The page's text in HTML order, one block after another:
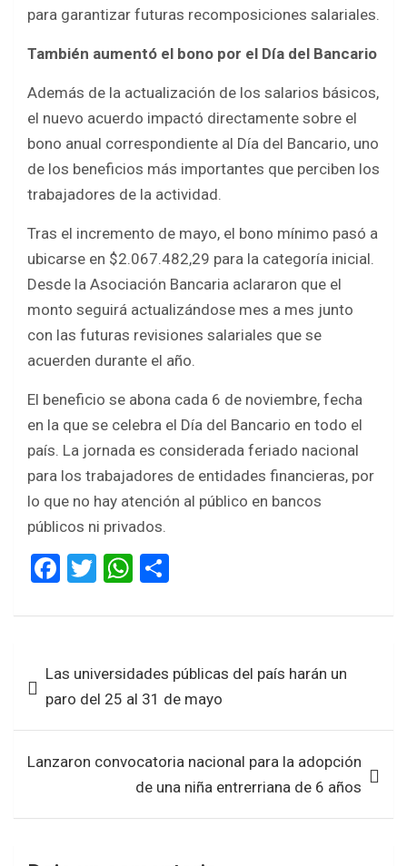
para garantizar futuras recomposiciones salariales.
También aumentó el bono por el Día del Bancario
Además de la actualización de los salarios básicos,
el nuevo acuerdo impactó directamente sobre el
bono anual correspondiente al Día del Bancario, uno
de los beneficios más importantes que perciben los
trabajadores de la actividad.
Tras el incremento de mayo, el bono mínimo pasó a
ubicarse en $2.067.482,29 para la categoría inicial.
Desde la Asociación Bancaria aclararon que el
monto seguirá actualizándose mes a mes junto
con las futuras revisiones salariales que se
acuerden durante el año.
El beneficio se abona cada 6 de noviembre, fecha
en la que se celebra el Día del Bancario en todo el
país. La jornada es considerada feriado nacional
para los trabajadores de entidades financieras, por
lo que no hay atención al público en bancos
públicos ni privados.
F
ce
o
o
k
T
tt
W
at
A
p
p
ar
de
entradas
Las universidades públicas del país harán un
paro del 25 al 31 de mayo
Lanzaron convocatoria nacional para la adopción
de una niña entrerriana de 6 años